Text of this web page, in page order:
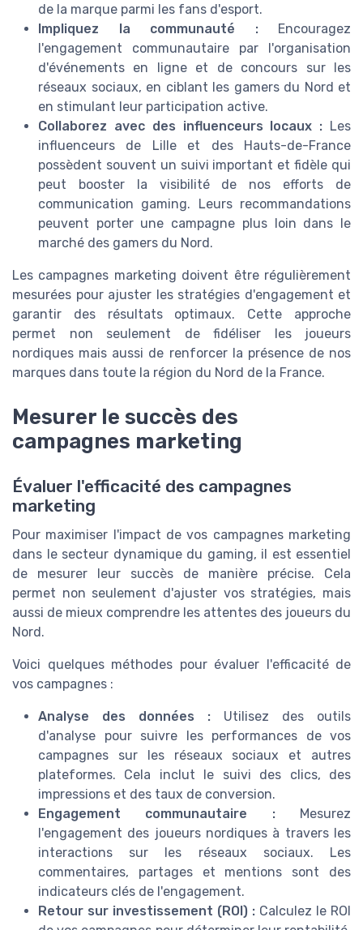
de la marque parmi les fans d'esport.
Impliquez la communauté :Encouragez
l'engagement communautaire par l'organisation
d'événements en ligne et de concours sur les
réseaux sociaux, en ciblant les gamers du Nord et
en stimulant leur participation active.
Collaborez avec des influenceurs locaux : Les
influenceurs de Lille et des Hauts-de-France
possèdent souvent un suivi important et fidèle qui
peut booster la visibilité de nos efforts de
communication gaming. Leurs recommandations
peuvent porter une campagne plus loin dans le
marché des gamers du Nord.
Les campagnes marketing doivent être régulièrement
mesurées pour ajuster les stratégies d'engagement et
garantir des résultats optimaux. Cette approche
permet non seulement de fidéliser les joueurs
nordiques mais aussi de renforcer la présence de nos
marques dans toute la région du Nord de la France.
Mesurer le succès des
campagnes marketing
Évaluer l'efficacité des campagnes
marketing
Pour maximiser l'impact de vos campagnes marketing
dans le secteur dynamique du gaming, il est essentiel
de mesurer leur succès de manière précise. Cela
permet non seulement d'ajuster vos stratégies, mais
aussi de mieux comprendre les attentes des joueurs du
Nord.
Voici quelques méthodes pour évaluer l'efficacité de
vos campagnes :
Analyse des données : Utilisez des outils
d'analyse pour suivre les performances de vos
campagnes sur les réseaux sociaux et autres
plateformes. Cela inclut le suivi des clics, des
impressions et des taux de conversion.
Engagement communautaire :Mesurez
l'engagement des joueurs nordiques à travers les
interactions sur les réseaux sociaux. Les
commentaires, partages et mentions sont des
indicateurs clés de l'engagement.
Retour sur investissement (ROI) : Calculez le ROI